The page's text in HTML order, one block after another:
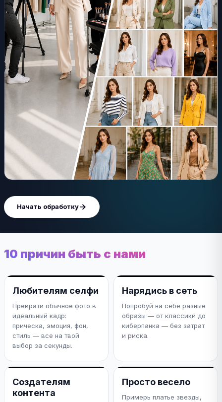
Начать обработку
10 причин быть с нами
Любителям селфи
Преврати обычное фото в
идеальный кадр:
прическа, эмоция, фон,
стиль — все на твой
выбор за секунды.
Нарядись в сеть
Попробуй на себе разные
образы — от классики до
киберпанка — без затрат
и риска.
Создателям
контента
Просто весело
Примерь платье звезды,